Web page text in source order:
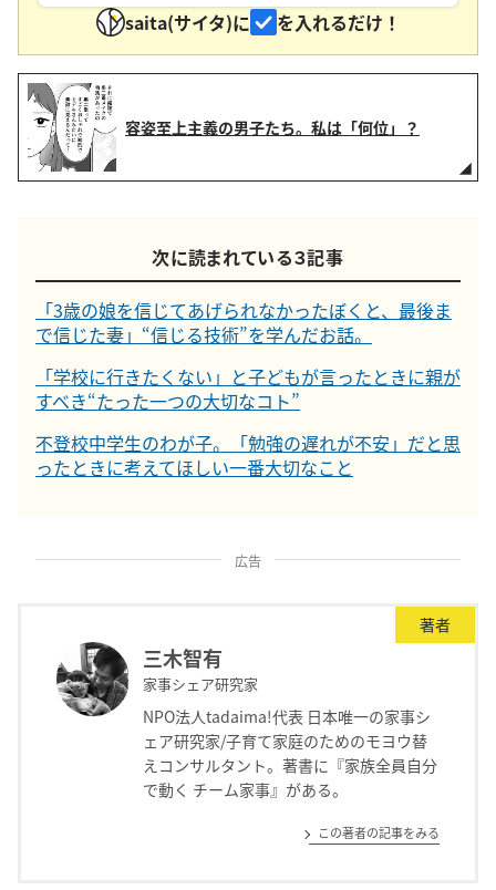
saita(サイタ)に
を入れるだけ！
容姿至上主義の男子たち。私は「何位」？
次に読まれている３記事
「3歳の娘を信じてあげられなかったぼくと、最後ま
で信じた妻」“信じる技術”を学んだお話。
「学校に行きたくない」と子どもが言ったときに親が
すべき“たった一つの大切なコト”
不登校中学生のわが子。「勉強の遅れが不安」だと思
ったときに考えてほしい一番大切なこと
広告
著者
三木智有
家事シェア研究家
NPO法人tadaima!代表 日本唯一の家事シ
ェア研究家/子育て家庭のためのモヨウ替
えコンサルタント。著書に『家族全員自分
で動く チーム家事』がある。
この著者の記事をみる